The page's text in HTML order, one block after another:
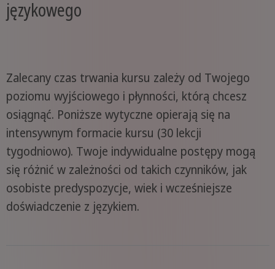
językowego
Zalecany czas trwania kursu zależy od Twojego
poziomu wyjściowego i płynności, którą chcesz
osiągnąć. Poniższe wytyczne opierają się na
intensywnym formacie kursu (30 lekcji
tygodniowo). Twoje indywidualne postępy mogą
się różnić w zależności od takich czynników, jak
osobiste predyspozycje, wiek i wcześniejsze
doświadczenie z językiem.